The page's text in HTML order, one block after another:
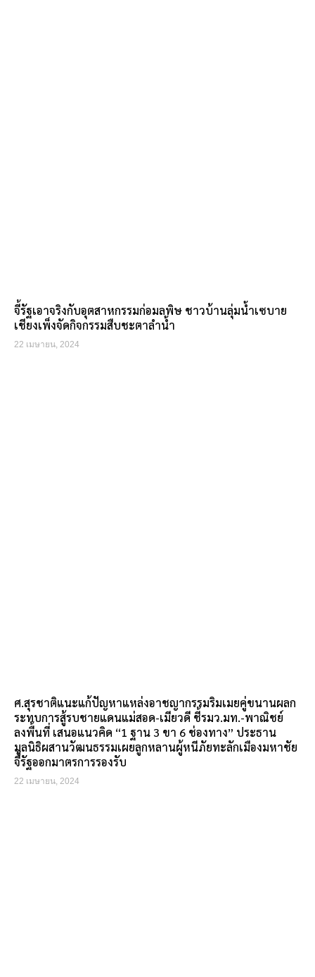
จี้รัฐเอาจริงกับอุตสาหกรรมก่อมลพิษ ชาวบ้านลุ่มน้ำเซบาย
เชียงเพ็งจัดกิจกรรมสืบชะตาลำน้ำ
22 เมษายน, 2024
ศ.สุรชาติแนะแก้ปัญหาแหล่งอาชญากรรมริมเมยคู่ขนานผลก
ระทบการสู้รบชายแดนแม่สอด-เมียวดี ชี้รมว.มท.-พาณิชย์
ลงพื้นที่ เสนอแนวคิด “1 ฐาน 3 ขา 6 ช่องทาง” ประธาน
มูลนิธิผสานวัฒนธรรมเผยลูกหลานผู้หนีภัยทะลักเมืองมหาชัย
จี้รัฐออกมาตรการรองรับ
22 เมษายน, 2024